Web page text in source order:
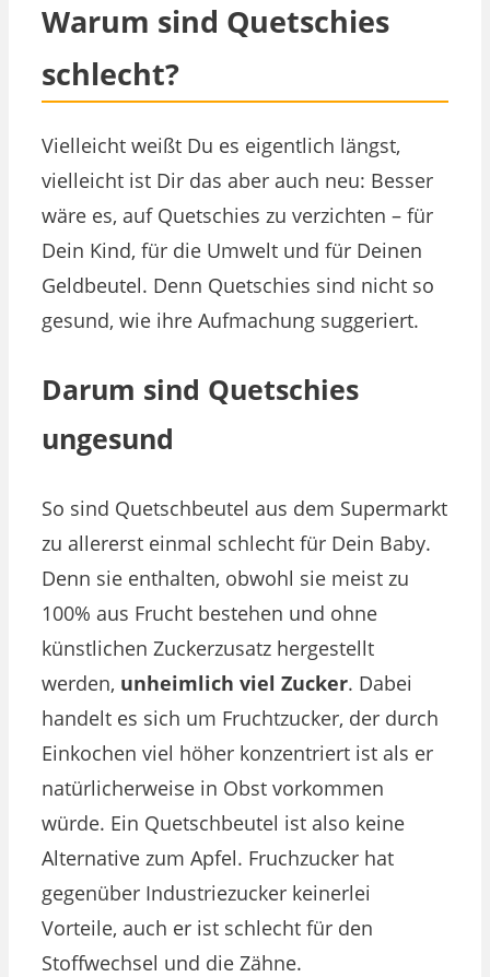
Warum sind Quetschies
schlecht?
Vielleicht weißt Du es eigentlich längst,
vielleicht ist Dir das aber auch neu: Besser
wäre es, auf Quetschies zu verzichten – für
Dein Kind, für die Umwelt und für Deinen
Geldbeutel. Denn Quetschies sind nicht so
gesund, wie ihre Aufmachung suggeriert.
Darum sind Quetschies
ungesund
So sind Quetschbeutel aus dem Supermarkt
zu allererst einmal schlecht für Dein Baby.
Denn sie enthalten, obwohl sie meist zu
100% aus Frucht bestehen und ohne
künstlichen Zuckerzusatz hergestellt
werden, unheimlich viel Zucker. Dabei
handelt es sich um Fruchtzucker, der durch
Einkochen viel höher konzentriert ist als er
natürlicherweise in Obst vorkommen
würde. Ein Quetschbeutel ist also keine
Alternative zum Apfel. Fruchzucker hat
gegenüber Industriezucker keinerlei
Vorteile, auch er ist schlecht für den
Stoffwechsel und die Zähne.